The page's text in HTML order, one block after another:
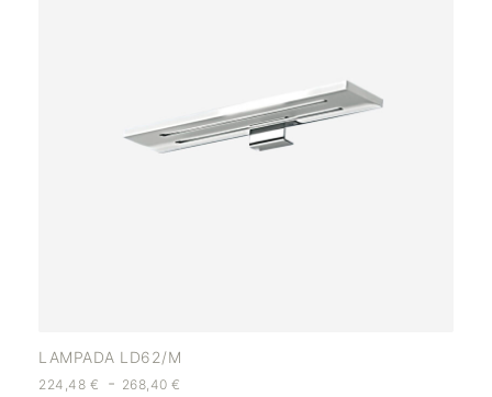
LAMPADA LD62/M
224,48 € - 268,40€